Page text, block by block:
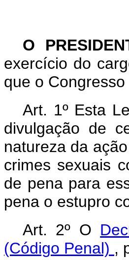
O
exercício do
que o
Art. 1º Esta
divulgação de
natureza da
crimes sexuais
de pena para
pena o estupro
Art. 2º O
(Código Penal) ,